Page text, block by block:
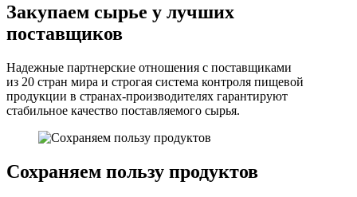
Закупаем сырье у лучших
поставщиков
Надежные партнерские отношения с поставщиками
из 20 стран мира и строгая система контроля пищевой
продукции в странах-производителях гарантируют
стабильное качество поставляемого сырья.
Сохраняем пользу продуктов